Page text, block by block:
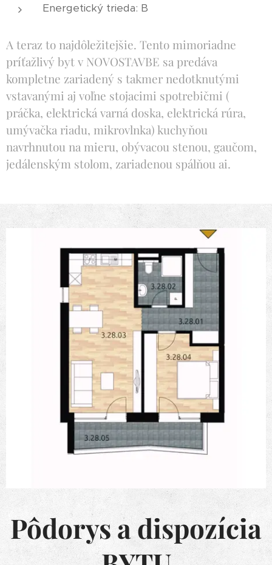
Energetický trieda: B
A teraz to najdôležitejšie. Tento mimoriadne
príťažlivý byt v NOVOSTAVBE sa predáva
kompletne zariadený s takmer nedotknutými
vstavanými aj voľne stojacimi spotrebičmi (
práčka, elektrická varná doska, elektrická rúra,
umývačka riadu, mikrovlnka) kuchyňou
navrhnutou na mieru, obývacou stenou, gaučom,
jedálenským stolom, zariadenou spálňou ai.
Pôdorys a dispozícia